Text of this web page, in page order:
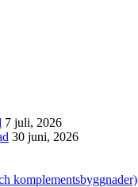
7 juli, 2026
30 juni, 2026
komplementsbyggnader)